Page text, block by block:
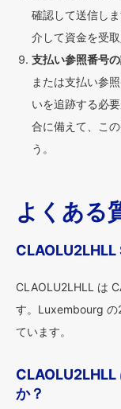
確認して送信し
介して資金を受
支払い参照番号
または支払い参
いを追跡する必
合に備えて、こ
う。
よくある
CLAOLU2LHLL
CLAOLU2LHLL は
す。Luxembourg の
ています。
CLAOLU2LHLL
か？